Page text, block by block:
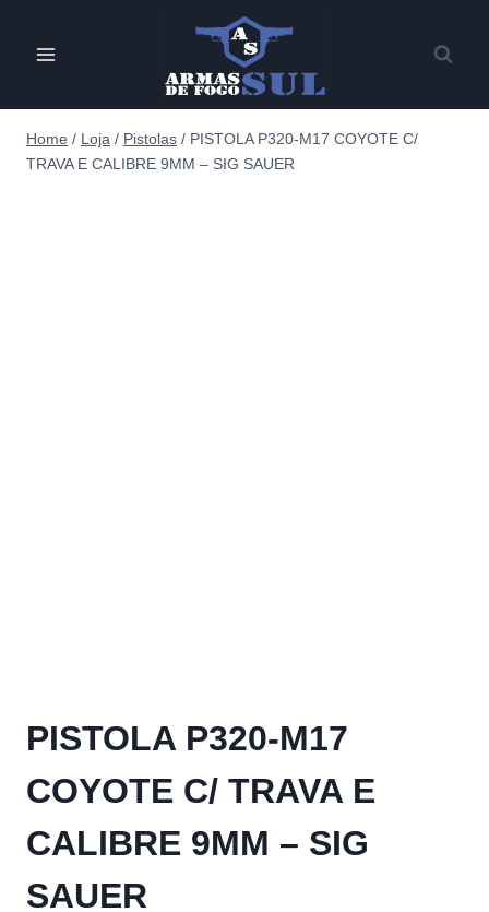
Home / Loja / Pistolas / PISTOLA P320-M17 COYOTE C/
TRAVA E CALIBRE 9MM – SIG SAUER
PISTOLA P320-M17
COYOTE C/ TRAVA E
CALIBRE 9MM – SIG
SAUER